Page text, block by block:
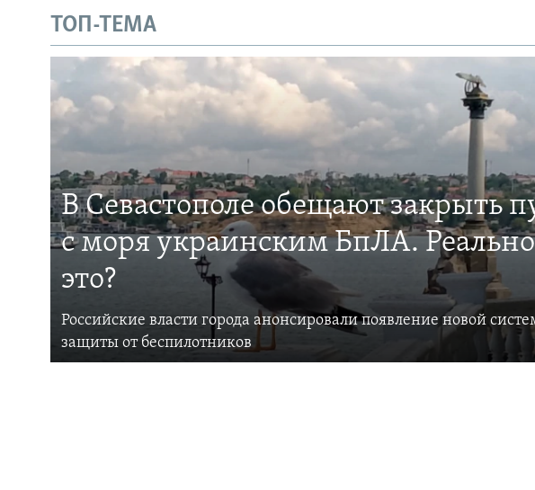
ТОП-ТЕМА
В Севастополе обещают закрыть
с моря украинским БпЛА.
это?
Российские власти города анонсировали появление новой
защиты от беспилотников